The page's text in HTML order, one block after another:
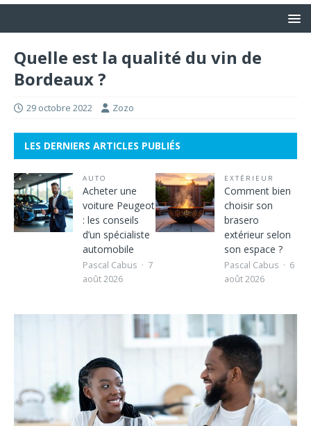
Quelle est la qualité du vin de
Bordeaux ?
29 octobre 2022 Zozo
LES DERNIERS ARTICLES PUBLIÉS
AUTO
Acheter une
voiture Peugeot
: les conseils
d’un spécialiste
automobile
Pascal Cabus
7
août 2026
EXTÉRIEUR
Comment bien
choisir son
brasero
extérieur selon
son espace ?
Pascal Cabus
6
août 2026